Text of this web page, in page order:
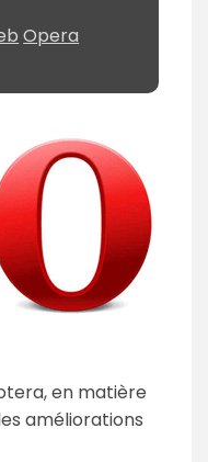
Opera
en matière
améliorations